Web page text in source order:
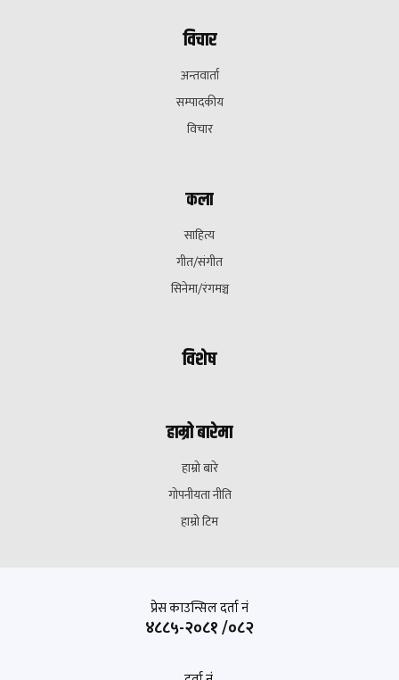
विचार
अन्तवार्ता
सम्पादकीय
विचार
कला
साहित्य
गीत/संगीत
सिनेमा/रंगमञ्च
विशेष
हाम्रो बारेमा
हाम्रो बारे
गोपनीयता नीति
हाम्रो टिम
प्रेस काउन्सिल दर्ता नं
४८८५-२०८१ /०८२